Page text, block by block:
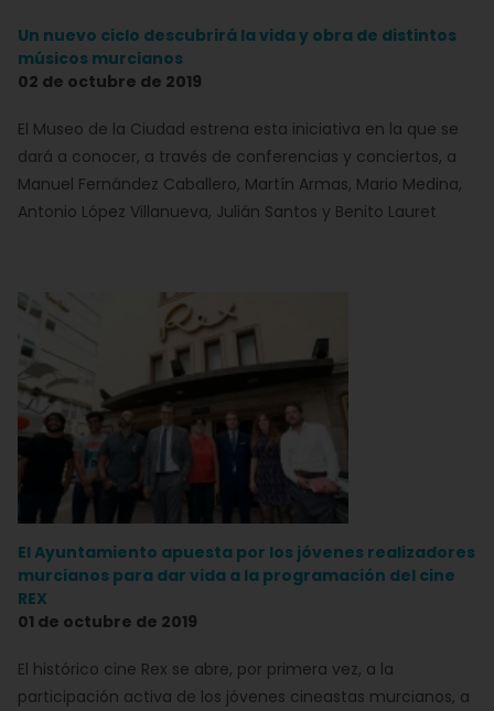
Un nuevo ciclo descubrirá la vida y obra de distintos
músicos murcianos
02 de octubre de 2019
El Museo de la Ciudad estrena esta iniciativa en la que se
dará a conocer, a través de conferencias y conciertos, a
Manuel Fernández Caballero, Martín Armas, Mario Medina,
Antonio López Villanueva, Julián Santos y Benito Lauret
El Ayuntamiento apuesta por los jóvenes realizadores
murcianos para dar vida a la programación del cine
REX
01 de octubre de 2019
El histórico cine Rex se abre, por primera vez, a la
participación activa de los jóvenes cineastas murcianos, a